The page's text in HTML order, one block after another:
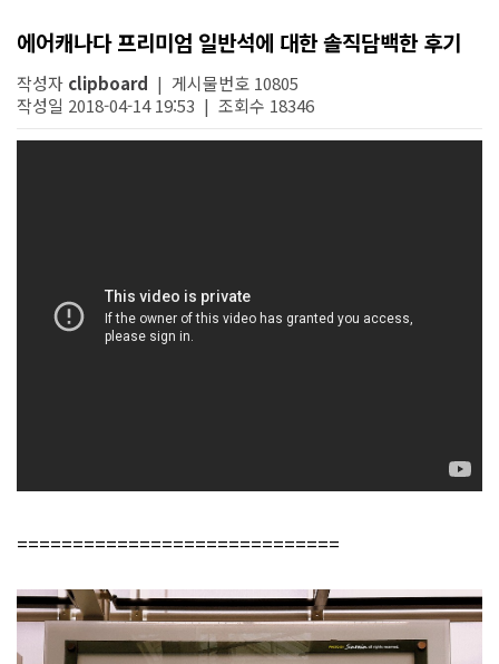
에어캐나다 프리미엄 일반석에 대한 솔직담백한 후기
작성자 clipboard | 게시물번호 10805
작성일 2018-04-14 19:53 | 조회수 18346
=============================